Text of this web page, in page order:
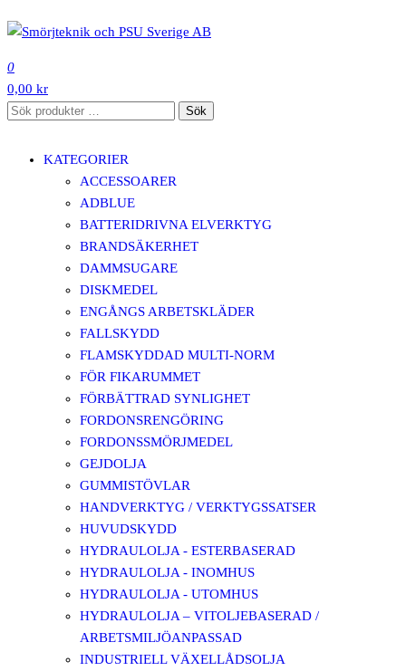
till
innehåll
0
0,00 kr
Sök
Sök
KATEGORIER
ACCESSOARER
ADBLUE
BATTERIDRIVNA ELVERKTYG
BRANDSÄKERHET
DAMMSUGARE
DISKMEDEL
ENGÅNGS ARBETSKLÄDER
FALLSKYDD
FLAMSKYDDAD MULTI-NORM
FÖR FIKARUMMET
FÖRBÄTTRAD SYNLIGHET
FORDONSRENGÖRING
FORDONSSMÖRJMEDEL
GEJDOLJA
GUMMISTÖVLAR
HANDVERKTYG / VERKTYGSSATSER
HUVUDSKYDD
HYDRAULOLJA - ESTERBASERAD
HYDRAULOLJA - INOMHUS
HYDRAULOLJA - UTOMHUS
HYDRAULOLJA – VITOLJEBASERAD /
ARBETSMILJÖANPASSAD
INDUSTRIELL VÄXELLÅDSOLJA